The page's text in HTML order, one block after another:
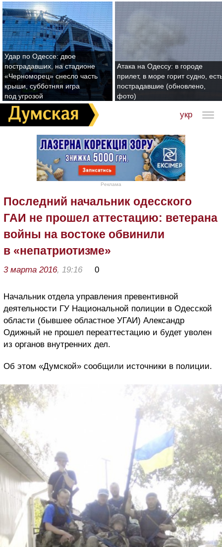
Удар по Одессе: двое
пострадавших, на стадионе
«Черноморец» снесло часть
крыши, субботняя игра
под угрозой
Атака на Одессу: в городе
прилет, в море горит судно,
пострадавшие (обновлено,
фото)
укр
Реклама
Последний начальник одесского
ГАИ не прошел аттестацию: ветерана
войны на востоке обвинили
в «непатриотизме»
3 марта 2016, 19:16 0
Начальник отдела управления превентивной
деятельности ГУ Национальной полиции в Одесской
области (бывшее областное УГАИ) Александр
Одижный не прошел переаттестацию и будет уволен
из органов внутренних дел.
Об этом «Думской» сообщили источники в полиции.